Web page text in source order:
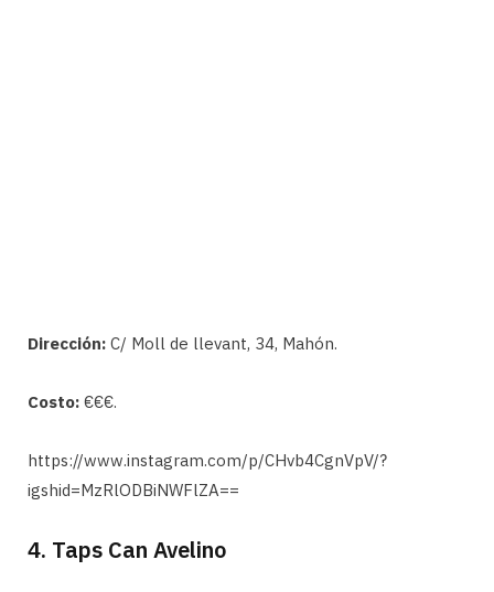
Dirección: C/ Moll de llevant, 34, Mahón.
Costo: €€€.
https://www.instagram.com/p/CHvb4CgnVpV/?
igshid=MzRlODBiNWFlZA==
4. Taps Can Avelino